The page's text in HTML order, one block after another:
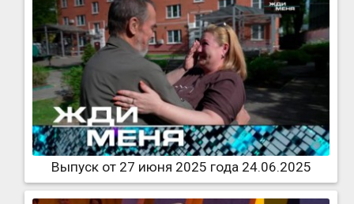
Выпуск от 27 июня 2025 года 24.06.2025